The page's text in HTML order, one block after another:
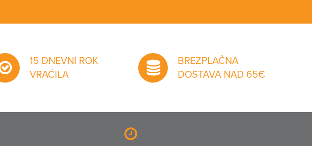
15 DNEVNI ROK
VRAČILA
BREZPLAČNA
DOSTAVA NAD 65€